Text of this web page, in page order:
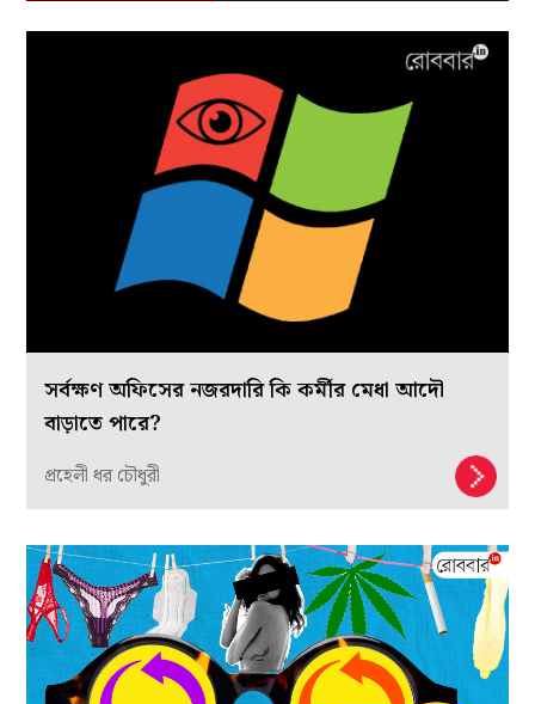
সর্বক্ষণ অফিসের নজরদারি কি কর্মীর মেধা আদৌ
বাড়াতে পারে?
প্রহেলী ধর চৌধুরী